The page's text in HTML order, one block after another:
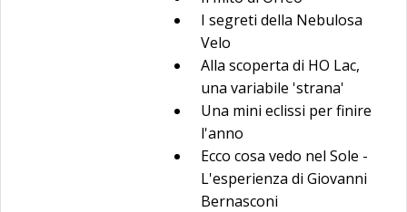
I segreti della Nebulosa
Velo
Alla scoperta di HO Lac,
una variabile 'strana'
Una mini eclissi per finire
l'anno
Ecco cosa vedo nel Sole -
L'esperienza di Giovanni
Bernasconi